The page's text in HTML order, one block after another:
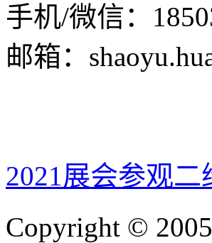
手机/微信：
邮箱：
2021展会参观二
Copyright ©